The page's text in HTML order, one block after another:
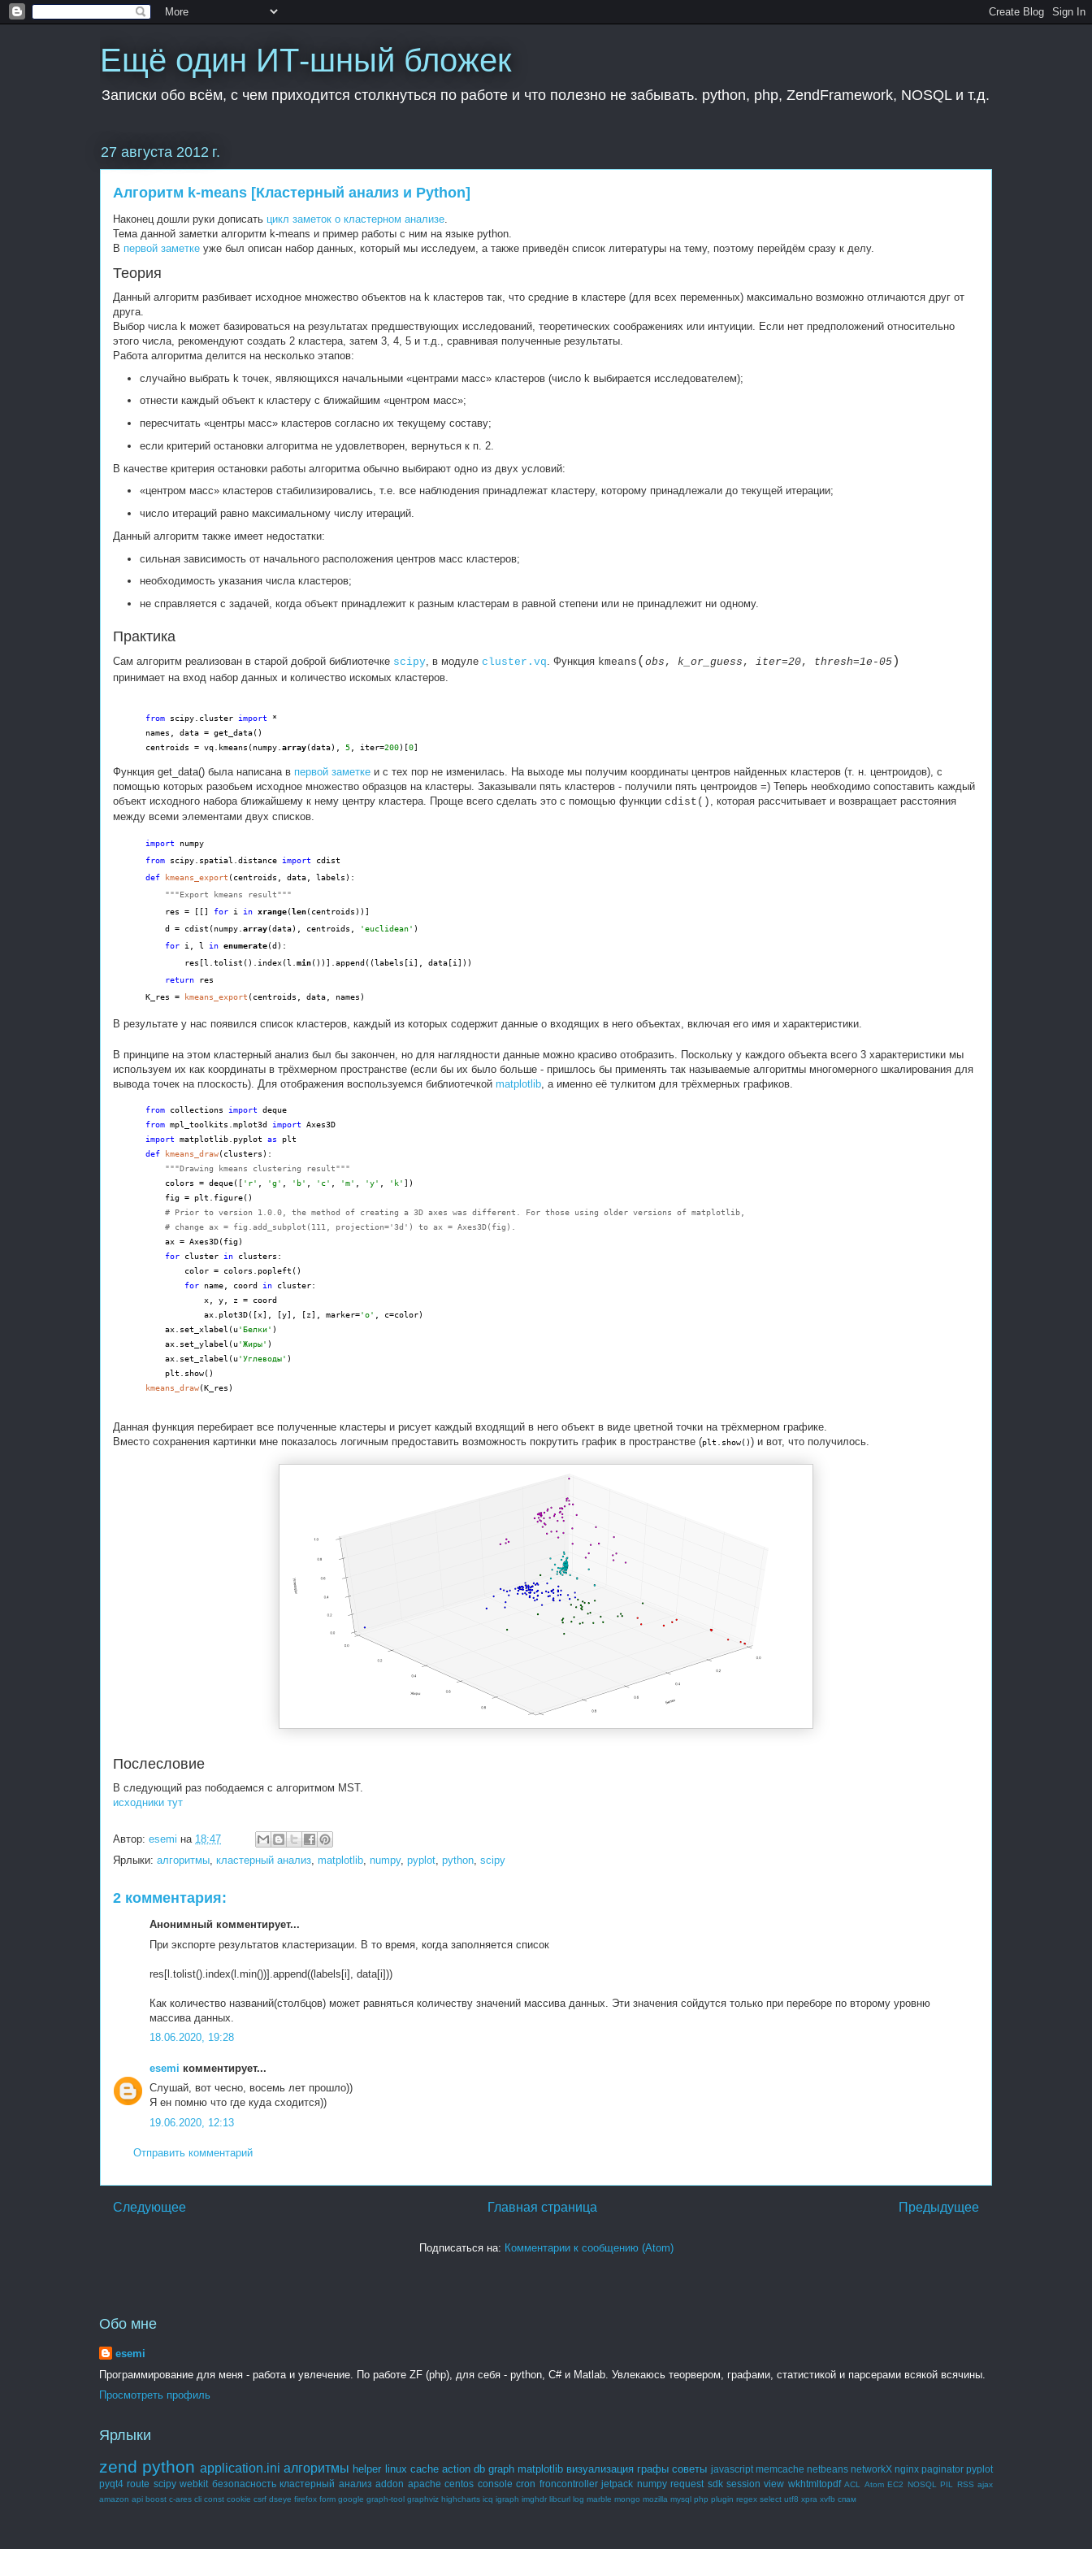
Ещё один ИТ-шный бложек
Записки обо всём, с чем приходится столкнуться по работе и что полезно не забывать. python, php, ZendFramework, NOSQL и т.д.
27 августа 2012 г.
Алгоритм k-means [Кластерный анализ и Python]
Наконец дошли руки дописать цикл заметок о кластерном анализе.
Тема данной заметки алгоритм k-means и пример работы с ним на языке python.
В первой заметке уже был описан набор данных, который мы исследуем, а также приведён список литературы на тему, поэтому перейдём сразу к делу.
Теория
Данный алгоритм разбивает исходное множество объектов на k кластеров так, что средние в кластере (для всех переменных) максимально возможно отличаются друг от
друга.
Выбор числа k может базироваться на результатах предшествующих исследований, теоретических соображениях или интуиции. Если нет предположений относительно
этого числа, рекомендуют создать 2 кластера, затем 3, 4, 5 и т.д., сравнивая полученные результаты.
Работа алгоритма делится на несколько этапов:
случайно выбрать k точек, являющихся начальными «центрами масс» кластеров (число k выбирается исследователем);
отнести каждый объект к кластеру с ближайшим «центром масс»;
пересчитать «центры масс» кластеров согласно их текущему составу;
если критерий остановки алгоритма не удовлетворен, вернуться к п. 2.
В качестве критерия остановки работы алгоритма обычно выбирают одно из двух условий:
«центром масс» кластеров стабилизировались, т.е. все наблюдения принадлежат кластеру, которому принадлежали до текущей итерации;
число итераций равно максимальному числу итераций.
Данный алгоритм также имеет недостатки:
сильная зависимость от начального расположения центров масс кластеров;
необходимость указания числа кластеров;
не справляется с задачей, когда объект принадлежит к разным кластерам в равной степени или не принадлежит ни одному.
Практика
Сам алгоритм реализован в старой доброй библиотечке scipy , в модуле cluster.vq . Функция kmeans ( obs , k_or_guess , iter=20, thresh=1e-05 )
принимает на вход набор данных и количество искомых кластеров.
from scipy.cluster import *
names, data = get_data()
centroids = vq.kmeans(numpy. array(data), 5 , iter=200)[0]
Функция get_data() была написана в первой заметке и с тех пор не изменилась. На выходе мы получим координаты центров найденных кластеров (т. н. центроидов), с
помощью которых разобьем исходное множество образцов на кластеры. Заказывали пять кластеров - получили пять центроидов =) Теперь необходимо сопоставить каждый
объект исходного набора ближайшему к нему центру кластера. Проще всего сделать это с помощью функции cdist()
, которая рассчитывает и возвращает расстояния
между всеми элементами двух списков.
import numpy
from scipy.spatial.distance import cdist
def
kmeans_export (centroids, data, labels):
"""Export kmeans result"""
res = [[] for i in xrange(len(centroids))]
d = cdist(numpy. array(data), centroids, 'euclidean' )
for i, l in enumerate(d):
res[l.tolist().index(l. min())].append((labels[i], data[i]))
return res
K_res =
kmeans_export (centroids, data, names)
В результате у нас появился список кластеров, каждый из которых содержит данные о входящих в него объектах, включая его имя и характеристики.
В принципе на этом кластерный анализ был бы закончен, но для наглядности данные можно красиво отобразить. Поскольку у каждого объекта всего 3 характеристики мы
используем их как координаты в трёхмерном пространстве (если бы их было больше - пришлось бы применять так называемые алгоритмы многомерного шкалирования для
вывода точек на плоскость). Для отображения воспользуемся библиотечкой matplotlib , а именно её тулкитом для трёхмерных графиков.
from collections import deque
from mpl_toolkits.mplot3d import Axes3D
import matplotlib.pyplot as plt
def
kmeans_draw(clusters):
"""Drawing kmeans clustering result"""
colors = deque([ 'r' 'g' 'b' 'c' 'm' 'y' 'k' ])
fig = plt.figure()
# Prior to version 1.0.0, the method of creating a 3D axes was different. For those using older versions of matplotlib,
# change ax = fig.add_subplot(111, projection='3d') to ax = Axes3D(fig).
ax = Axes3D(fig)
for cluster in clusters:
color = colors.popleft()
for name, coord in cluster:
x, y, z = coord
ax.plot3D([x], [y], [z], marker='o'
, c=color)
ax.set_xlabel(u'Белки' )
ax.set_ylabel(u'Жиры' )
ax.set_zlabel(u'Углеводы' )
plt.show()
kmeans_draw(K_res)
Данная функция перебирает все полученные кластеры и рисует каждый входящий в него объект в виде цветной точки на трёхмерном графике.
Вместо сохранения картинки мне показалось логичным предоставить возможность покрутить график в пространстве (plt.show()) и вот, что получилось.
Послесловие
В следующий раз пободаемся с алгоритмом MST.
исходники тут
Автор: esemi на 18:47
Ярлыки: алгоритмы, кластерный анализ, matplotlib, numpy, pyplot, python, scipy
2 комментария:
Анонимный комментирует...
При экспорте результатов кластеризации. В то время, когда заполняется список
res[l.tolist().index(l.min())].append((labels[i], data[i]))
Как количество названий(столбцов) может равняться количеству значений массива данных. Эти значения сойдутся только при переборе по второму уровню
массива данных.
18.06.2020, 19:28
esemi комментирует...
Слушай, вот чесно, восемь лет прошло))
Я ен помню что где куда сходится))
19.06.2020, 12:13
Отправить комментарий
Следующее Предыдущее
Главная страница
Подписаться на: Комментарии к сообщению (Atom)
Обо мне
esemi
Программирование для меня - работа и увлечение. По работе ZF (php), для себя - python, C# и Matlab. Увлекаюсь теорвером, графами, статистикой и парсерами всякой всячины.
Просмотреть профиль
Ярлыки
zend python application.ini алгоритмы helper linux cache action db graph matplotlib визуализация графы советы javascript memcache netbeans networkX nginx paginator pyplot
pyqt4 route scipy webkit безопасность кластерный анализ addon apache centos console cron froncontroller jetpack numpy request sdk session view wkhtmltopdf ACL Atom EC2 NOSQL PIL RSS ajax
amazon api boost c-ares cli const cookie csrf dseye firefox form google graph-tool graphviz highcharts icq igraph imghdr libcurl log marble mongo mozilla mysql php plugin regex select utf8 xpra xvfb спам